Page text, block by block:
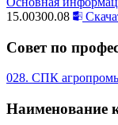
15.00300.08
Совет по
028. СПК
Наименование